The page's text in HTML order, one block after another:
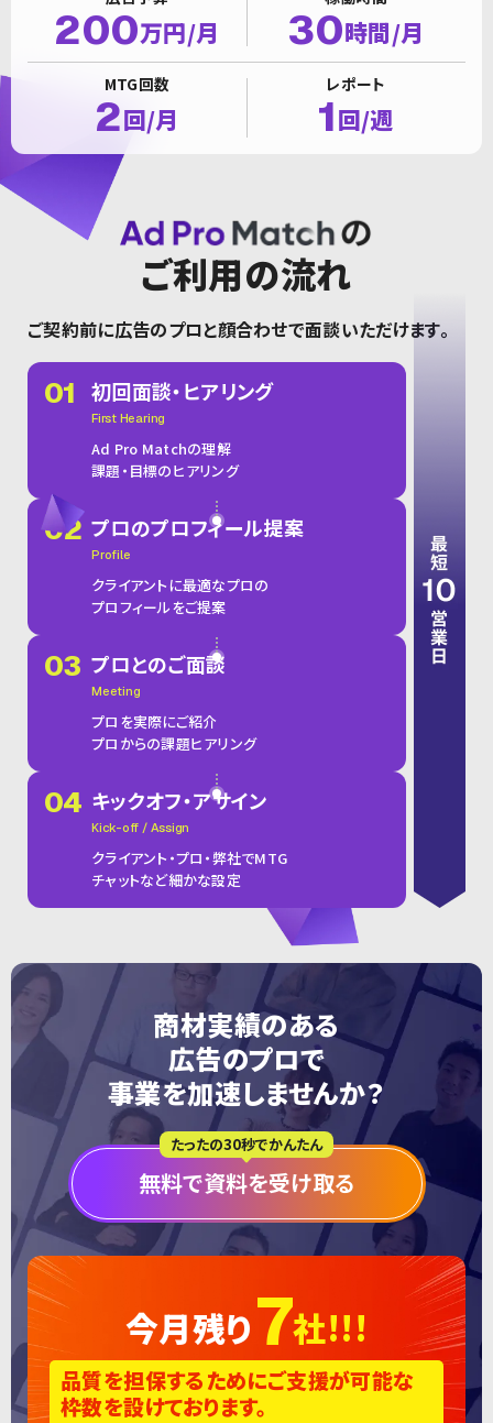
200万円/月 30時間/月
MTG回数
2回/月
レポート
1回/週
ご利用の流れ
ご契約前に広告のプロと顔合わせで面談いただけます。
01 初回面談・ヒアリング
First Hearing
Ad Pro Matchの理解
課題・目標のヒアリング
02 プロのプロフィール提案
Profile
クライアントに最適なプロの
プロフィールをご提案
03 プロとのご面談
Meeting
プロを実際にご紹介
プロからの課題ヒアリング
04 キックオフ・アサイン
Kick-off / Assign
クライアント・プロ・弊社でMTG
チャットなど細かな設定
商材実績のある
広告のプロで
事業を加速しませんか？
たったの30秒でかんたん
無料で資料を受け取る
今月残り7社!!!
品質を担保するためにご支援が可能な
枠数を設けております。